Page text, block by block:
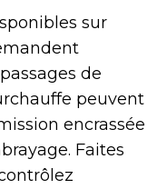
sur
de
peuvent
encrassée
Faites